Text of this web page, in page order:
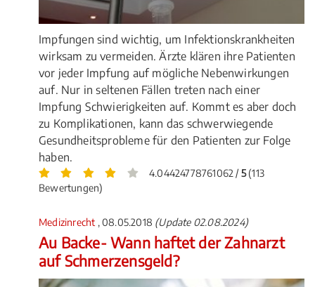
Impfungen sind wichtig, um Infektionskrankheiten
wirksam zu vermeiden. Ärzte klären ihre Patienten
vor jeder Impfung auf mögliche Nebenwirkungen
auf. Nur in seltenen Fällen treten nach einer
Impfung Schwierigkeiten auf. Kommt es aber doch
zu Komplikationen, kann das schwerwiegende
Gesundheitsprobleme für den Patienten zur Folge
haben.
4.04424778761062 / 5(113
Bewertungen)
Medizinrecht , 08.05.2018 (Update 02.08.2024)
Au Backe- Wann haftet der Zahnarzt
auf Schmerzensgeld?